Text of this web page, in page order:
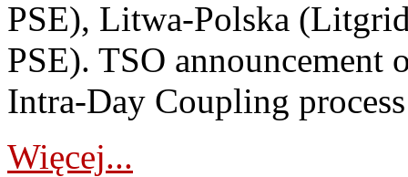
PSE), Litwa-Polska
PSE). TSO announcement
Intra-Day Coupling
Więcej...